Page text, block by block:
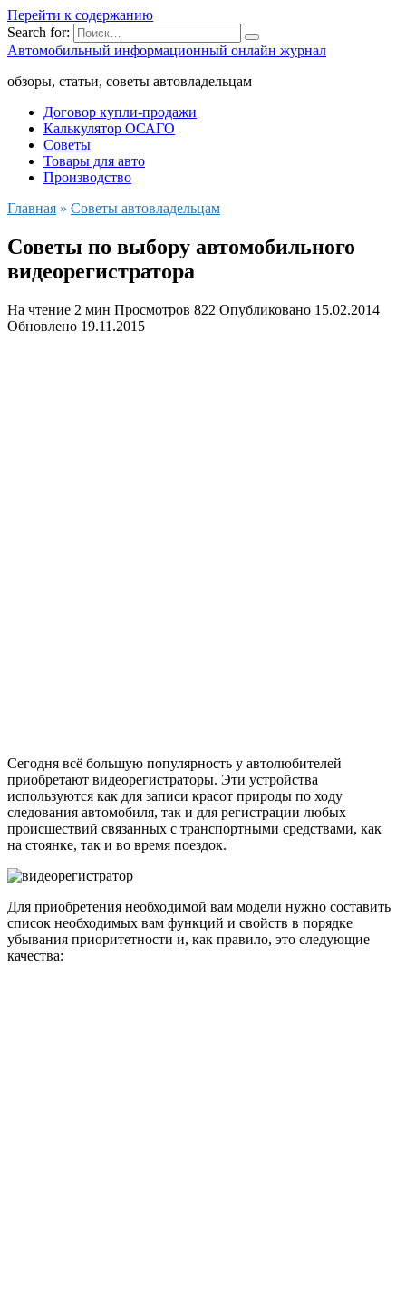
Перейти к содержанию
Search for:
Автомобильный информационный онлайн журнал
обзоры, статьи, советы автовладельцам
Договор купли-продажи
Калькулятор ОСАГО
Советы
Товары для авто
Производство
Главная » Советы автовладельцам
Советы по выбору автомобильного
видеорегистратора
На чтение 2 мин Просмотров 822 Опубликовано 15.02.2014
Обновлено 19.11.2015
Сегодня всё большую популярность у автолюбителей
приобретают видеорегистраторы. Эти устройства
используются как для записи красот природы по ходу
следования автомобиля, так и для регистрации любых
происшествий связанных с транспортными средствами, как
на стоянке, так и во время поездок.
Для приобретения необходимой вам модели нужно составить
список необходимых вам функций и свойств в порядке
убывания приоритетности и, как правило, это следующие
качества: